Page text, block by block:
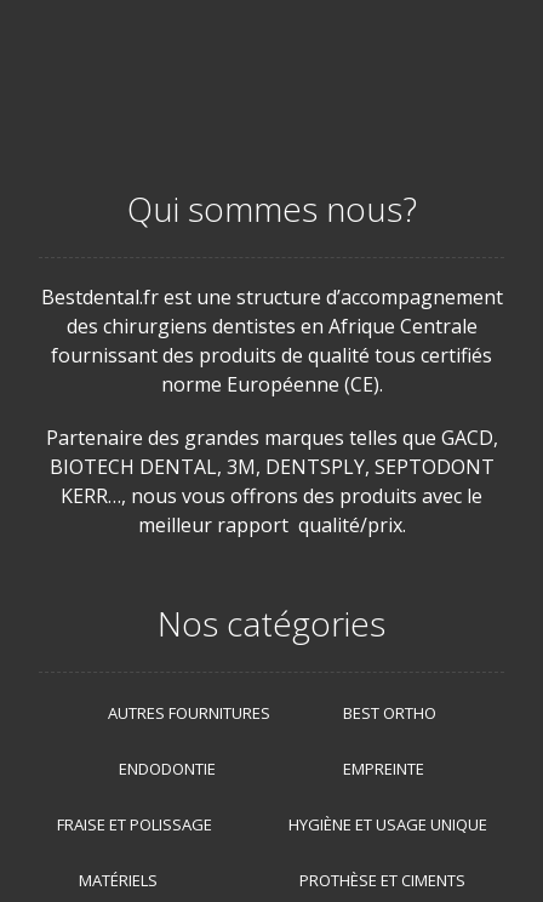
Qui sommes nous?
Bestdental.fr est une structure d’accompagnement
des chirurgiens dentistes en Afrique Centrale
fournissant des produits de qualité tous certifiés
norme Européenne (CE).
Partenaire des grandes marques telles que GACD,
BIOTECH DENTAL, 3M, DENTSPLY, SEPTODONT
KERR…, nous vous offrons des produits avec le
meilleur rapport qualité/prix.
Nos catégories
AUTRES FOURNITURES BEST ORTHO
ENDODONTIE EMPREINTE
FRAISE ET POLISSAGE HYGIÈNE ET USAGE UNIQUE
MATÉRIELS PROTHÈSE ET CIMENTS